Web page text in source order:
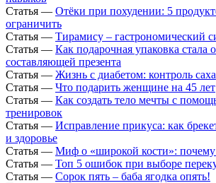
Статья — Отёки при похудении: 5
ограничить
Статья — Тирамису – гастрономический
Статья — Как подарочная упаковка стала
составляющей презента
Статья — Жизнь с диабетом: контроль
Статья — Что подарить женщине на 45 лет
Статья — Как создать тело мечты с
тренировок
Статья — Исправление прикуса: как
и здоровье
Статья — Миф о «широкой кости»: почему
Статья — Топ 5 ошибок при выборе
Статья — Сорок пять – баба ягодка опять!